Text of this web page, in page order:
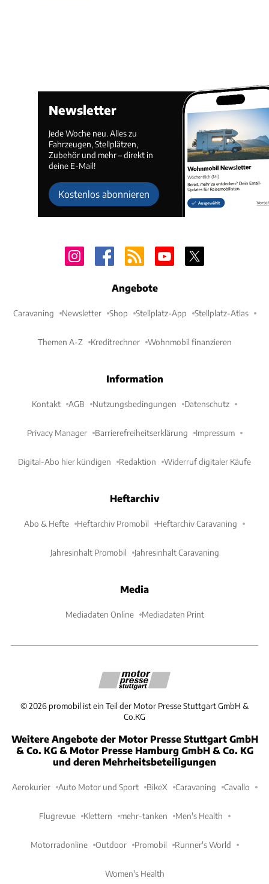
Newsletter
Jede Woche neu. Alles zu
Fahrzeugen, Stellplätzen,
Zubehör und mehr – direkt in
deine E-Mail!
Kostenlos abonnieren
Angebote
Caravaning Newsletter Shop Stellplatz-App Stellplatz-Atlas
Themen A-Z Kreditrechner Wohnmobil finanzieren
Information
Kontakt AGB Nutzungsbedingungen Datenschutz
Privacy Manager Barrierefreiheitserklärung Impressum
Digital-Abo hier kündigen Redaktion Widerruf digitaler Käufe
Heftarchiv
Abo & Hefte Heftarchiv Promobil Heftarchiv Caravaning
Jahresinhalt Promobil Jahresinhalt Caravaning
Media
Mediadaten Online Mediadaten Print
©2026 promobil ist ein Teil der Motor Presse Stuttgart GmbH &
Co.KG
Weitere Angebote der Motor Presse Stuttgart GmbH
& Co. KG & Motor Presse Hamburg GmbH & Co. KG
und deren Mehrheitsbeteiligungen
Aerokurier Auto Motor und Sport BikeX Caravaning Cavallo
Flugrevue Klettern mehr-tanken Men's Health
Motorradonline Outdoor Promobil Runner's World
Women's Health